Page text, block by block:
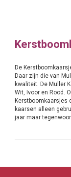
De
Daar zijn die van
kwaliteit. De Muller
Wit, Ivoor en Rood.
Kerstboomkaarsjes
kaarsen alleen
jaar maar
Het gebruik
de